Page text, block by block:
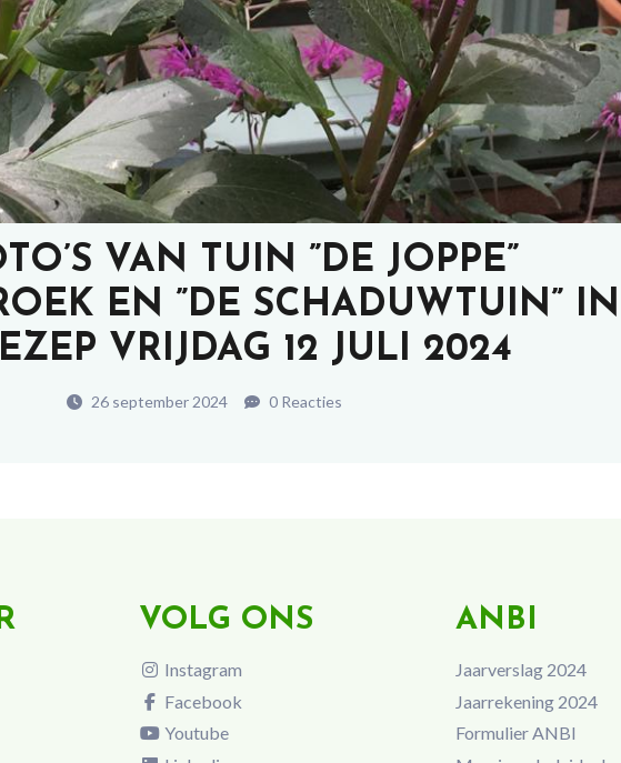
VAN TUIN ”DE JOPPE”
EN ”DE SCHADUWTUIN” IN
VRIJDAG 12 JULI 2024
26 september 2024 0 Reacties
VOLG ONS
Instagram
Facebook
Youtube
ANBI
Jaarverslag 2024
Jaarrekening 2024
Formulier ANBI